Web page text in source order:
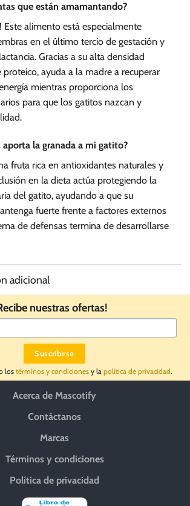
que están amamantando?
Este alimento está especialmente
en el último tercio de gestación y
Gracias a su alta densidad
ayuda a la madre a recuperar
mientras proporciona los
para que los gatitos nazcan y
aporta la granada a mi gatito?
fruta rica en antioxidantes naturales y
en la dieta actúa protegiendo la
del gatito, ayudando a que su
fuerte frente a factores externos
de defensas termina de desarrollarse
adicional
nuestras ofertas!
lostérminos y condiciones y la política de privacidad.
Acerca de Mascotify
Contáctanos
Marcas
Términos y condiciones
Política de privacidad